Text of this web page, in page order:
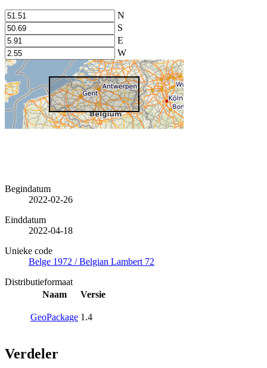
N
S
E
W
Begindatum
2022-02-26
Einddatum
2022-04-18
Unieke code
Belge 1972 / Belgian Lambert 72
Distributieformaat
Naam
Versie
GeoPackage 1.4
Verdeler